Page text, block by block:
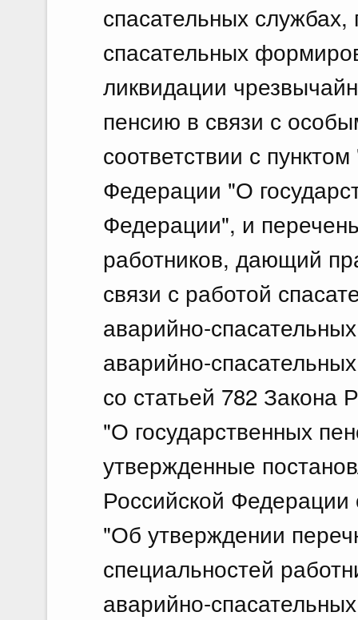
спасательных
спасательных
ликвидации
пенсию в связи с
соответствии с
Федерации "О
Федерации", и
работников, дающий
связи с работой
аварийно-
аварийно-
со статьей 782 Закона
"О государственных
утвержденные
Российской Федерации
"Об утверждении
специальностей
аварийно-